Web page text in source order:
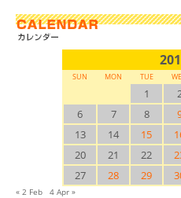
SUN MON TUE
1
6
7 8
13
14 15
20
21 22
27
28 29
« 2 Feb 4 Apr »